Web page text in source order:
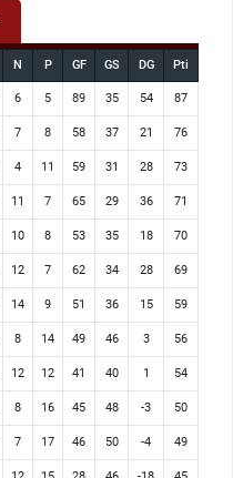
N P GF GS DG Pti
6 5 89 35 54 87
7 8 58 37 21 76
4 11 59 31 28 73
11 7 65 29 36 71
10 8 53 35 18 70
12 7 62 34 28 69
14 9 51 36 15 59
8 14 49 46 3 56
12 12 41 40 1 54
8 16 45 48 -3 50
7 17 46 50 -4 49